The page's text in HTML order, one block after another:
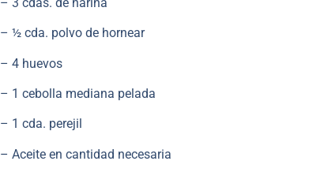
– ½ cda. polvo de hornear
– 4 huevos
– 1 cebolla mediana pelada
– 1 cda. perejil
– Aceite en cantidad necesaria